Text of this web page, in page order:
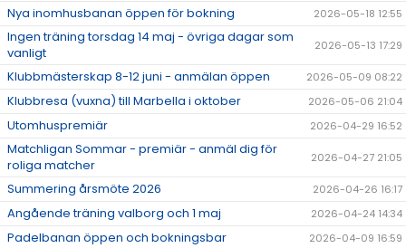
Nya inomhusbanan öppen för bokning 2026-05-18 12:55
Ingen träning torsdag 14 maj - övriga dagar som
vanligt
2026-05-13 17:29
Klubbmästerskap 8-12 juni - anmälan öppen 2026-05-09 08:22
Klubbresa (vuxna) till Marbella i oktober 2026-05-06 21:04
Utomhuspremiär 2026-04-29 16:52
Matchligan Sommar - premiär - anmäl dig för
roliga matcher
2026-04-27 21:05
Summering årsmöte 2026 2026-04-26 16:17
Angående träning valborg och 1 maj 2026-04-24 14:34
Padelbanan öppen och bokningsbar 2026-04-09 16:59